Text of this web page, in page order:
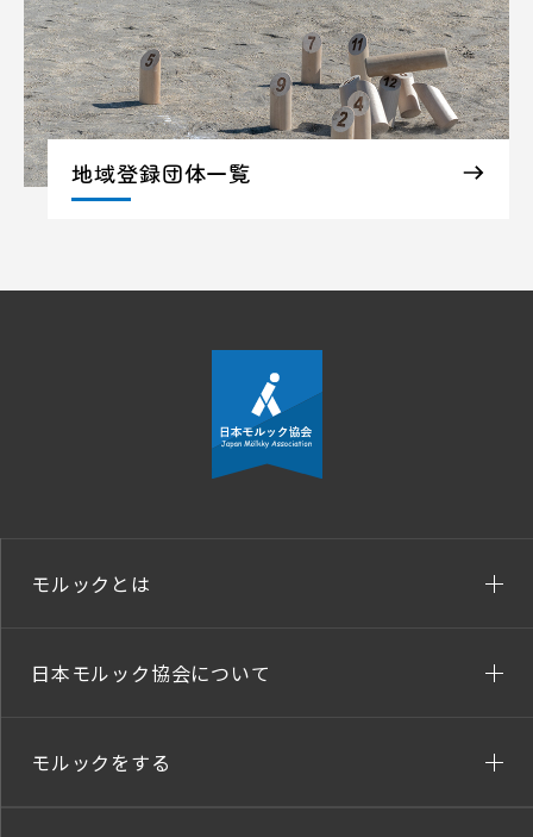
地域登録団体一覧
モルックとは
日本モルック協会について
モルックをする